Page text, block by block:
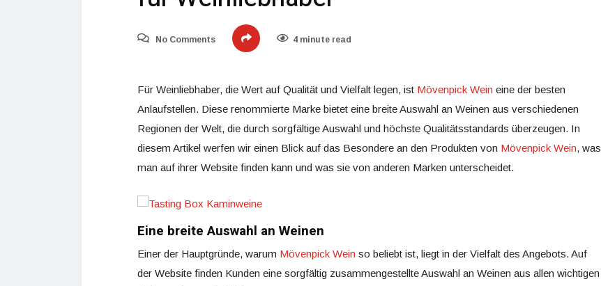
No Comments 4 minute read
Für Weinliebhaber, die Wert auf Qualität und Vielfalt legen, ist Mövenpick Wein eine der besten
Anlaufstellen. Diese renommierte Marke bietet eine breite Auswahl an Weinen aus verschiedenen
Regionen der Welt, die durch sorgfältige Auswahl und höchste Qualitätsstandards überzeugen. In
diesem Artikel werfen wir einen Blick auf das Besondere an den Produkten von Mövenpick Wein, was
man auf ihrer Website finden kann und was sie von anderen Marken unterscheidet.
Eine breite Auswahl an Weinen
Einer der Hauptgründe, warum Mövenpick Wein so beliebt ist, liegt in der Vielfalt des Angebots. Auf
der Website finden Kunden eine sorgfältig zusammengestellte Auswahl an Weinen aus allen wichtigen